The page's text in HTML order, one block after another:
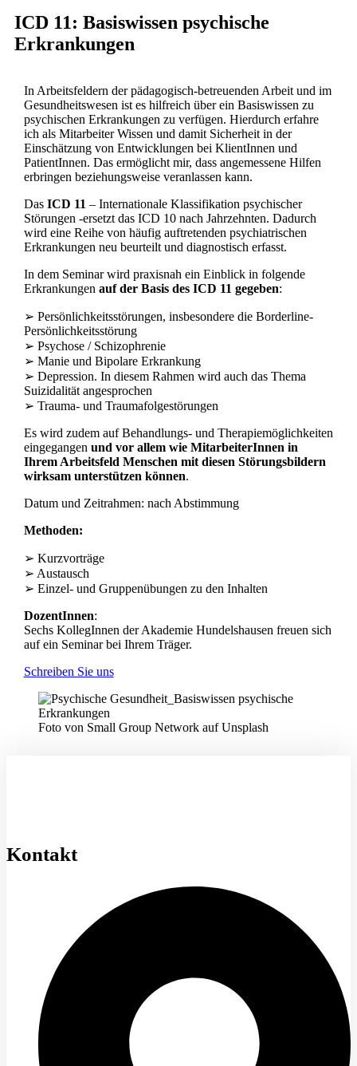
ICD 11: Basiswissen psychische
Erkrankungen
In Arbeitsfeldern der pädagogisch-betreuenden Arbeit und im
Gesundheitswesen ist es hilfreich über ein Basiswissen zu
psychischen Erkrankungen zu verfügen. Hierdurch erfahre
ich als Mitarbeiter Wissen und damit Sicherheit in der
Einschätzung von Entwicklungen bei KlientInnen und
PatientInnen. Das ermöglicht mir, dass angemessene Hilfen
erbringen beziehungsweise veranlassen kann.
DasICD 11 – Internationale Klassifikation psychischer
Störungen -ersetzt das ICD 10 nach Jahrzehnten. Dadurch
wird eine Reihe von häufig auftretenden psychiatrischen
Erkrankungen neu beurteilt und diagnostisch erfasst.
In dem Seminar wird praxisnah ein Einblick in folgende
Erkrankungen auf der Basis des ICD 11 gegeben:
➢ Persönlichkeitsstörungen, insbesondere die Borderline-
Persönlichkeitsstörung
➢ Psychose / Schizophrenie
➢ Manie und Bipolare Erkrankung
➢ Depression. In diesem Rahmen wird auch das Thema
Suizidalität angesprochen
➢ Trauma- und Traumafolgestörungen
Es wird zudem auf Behandlungs- und Therapiemöglichkeiten
eingegangen und vor allem wie MitarbeiterInnen in
Ihrem Arbeitsfeld Menschen mit diesen Störungsbildern
wirksam unterstützen können.
Datum und Zeitrahmen: nach Abstimmung
Methoden:
➢ Kurzvorträge
➢ Austausch
➢ Einzel- und Gruppenübungen zu den Inhalten
DozentInnen:
Sechs KollegInnen der Akademie Hundelshausen freuen sich
auf ein Seminar bei Ihrem Träger.
Schreiben Sie uns
Foto von Small Group Network auf Unsplash
Kontakt